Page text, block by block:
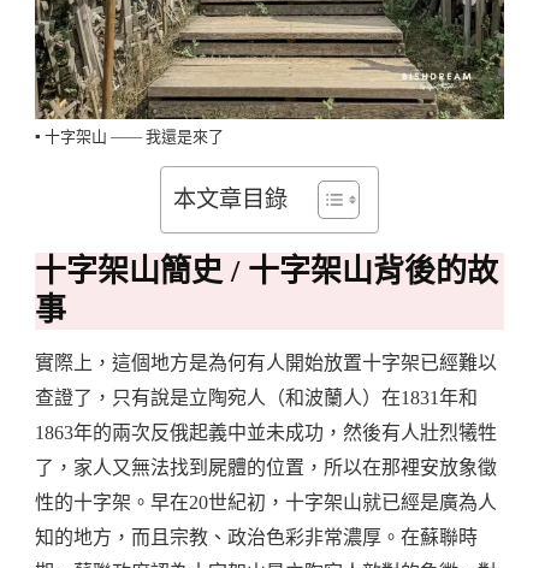
▪️ 十字架山 —— 我還是來了
本文章目錄
十字架山簡史 / 十字架山背後的故
事
實際上，這個地方是為何有人開始放置十字架已經難以
查證了，只有說是立陶宛人（和波蘭人）在1831年和
1863年的兩次反俄起義中並未成功，然後有人壯烈犧牲
了，家人又無法找到屍體的位置，所以在那裡安放象徵
性的十字架。早在20世紀初，十字架山就已經是廣為人
知的地方，而且宗教、政治色彩非常濃厚。在蘇聯時